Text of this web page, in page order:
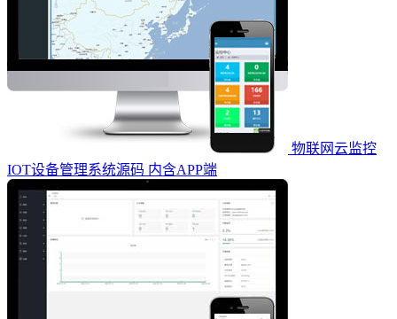
物联网云监控
IOT设备管理系统源码 内含APP端